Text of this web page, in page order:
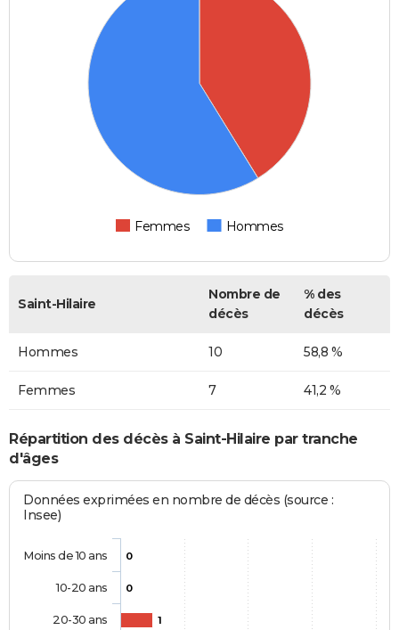
Femmes Hommes
Saint-Hilaire
Nombre de
décès
% des
décès
Hommes 10 58,8 %
Femmes 7 41,2 %
Répartition des décès à Saint-Hilaire par tranche
d'âges
Données exprimées en nombre de décès (source :
Insee)
0
0
1
Moins de 10 ans
10-20 ans
20-30 ans